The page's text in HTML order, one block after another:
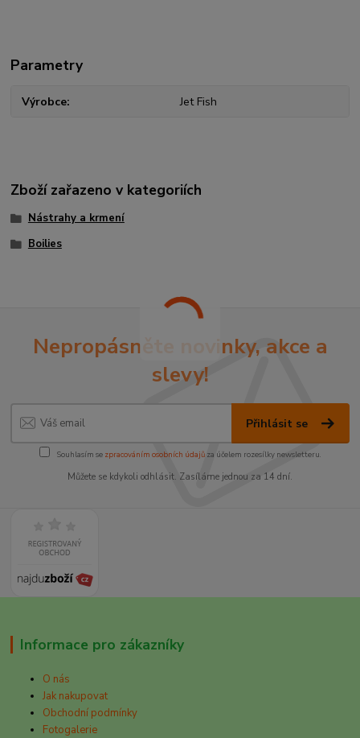
Parametry
Výrobce Jet Fish
Zboží zařazeno v kategoriích
Nástrahy a krmení
Boilies
Nepropásněte novinky, akce a
slevy!
Přihlásit se
Souhlasím se zpracováním osobních údajůza účelem rozesílky newsletteru.
Můžete se kdykoli odhlásit. Zasíláme jednou za 14 dní.
Informace pro zákazníky
O nás
Jak nakupovat
Obchodní podmínky
Fotogalerie